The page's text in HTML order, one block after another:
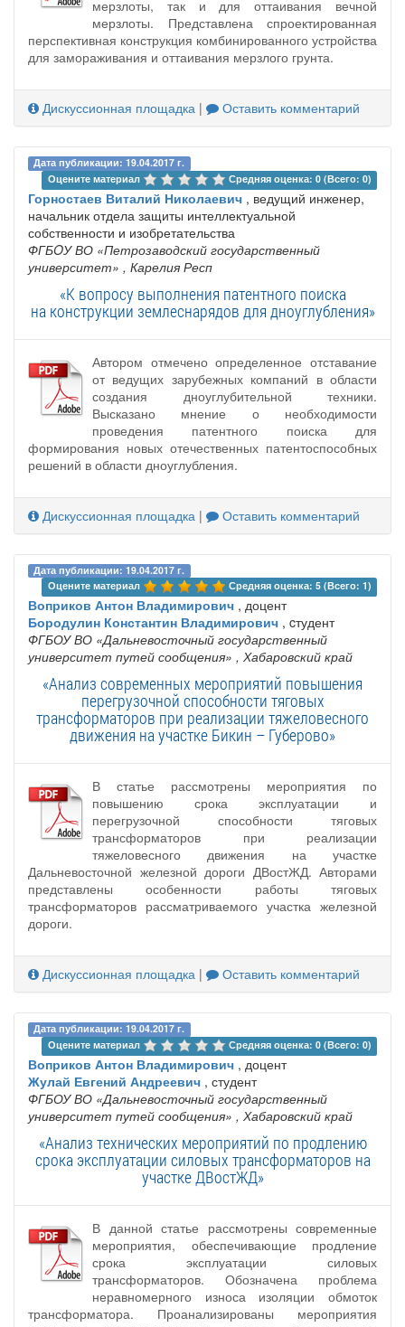
мерзлоты, так и для оттаивания вечной
мерзлоты. Представлена спроектированная
перспективная конструкция комбинированного устройства
для замораживания и оттаивания мерзлого грунта.
Дискуссионная площадка | Оставить комментарий
Дата публикации: 19.04.2017 г.
Оцените материал
Средняя оценка: 0 (Всего: 0)
Горностаев Виталий Николаевич , ведущий инженер,
начальник отдела защиты интеллектуальной
собственности и изобретательства
ФГБOУ ВО «Петрозаводский государственный
университет» , Карелия Респ
«К вопросу выполнения патентного поиска
на конструкции землеснарядов для дноуглубления»
Автором отмечено определенное отставание
от ведущих зарубежных компаний в области
создания дноуглубительной техники.
Высказано мнение о необходимости
проведения патентного поиска для
формирования новых отечественных патентоспособных
решений в области дноуглубления.
Дискуссионная площадка | Оставить комментарий
Дата публикации: 19.04.2017 г.
Оцените материал
Средняя оценка: 5 (Всего: 1)
Воприков Антон Владимирович , доцент
Бородулин Константин Владимирович , cтудент
ФГБОУ ВО «Дальневосточный государственный
университет путей сообщения» , Хабаровский край
«Анализ современных мероприятий повышения
перегрузочной способности тяговых
трансформаторов при реализации тяжеловесного
движения на участке Бикин – Губерово»
В статье рассмотрены мероприятия по
повышению срока эксплуатации и
перегрузочной способности тяговых
трансформаторов при реализации
тяжеловесного движения на участке
Дальневосточной железной дороги ДВостЖД. Авторами
представлены особенности работы тяговых
трансформаторов рассматриваемого участка железной
дороги.
Дискуссионная площадка | Оставить комментарий
Дата публикации: 19.04.2017 г.
Оцените материал
Средняя оценка: 0 (Всего: 0)
Воприков Антон Владимирович , доцент
Жулай Евгений Андреевич , студент
ФГБОУ ВО «Дальневосточный государственный
университет путей сообщения» , Хабаровский край
«Анализ технических мероприятий по продлению
срока эксплуатации силовых трансформаторов на
участке ДВостЖД»
В данной статье рассмотрены современные
мероприятия, обеспечивающие продление
срока эксплуатации силовых
трансформаторов. Обозначена проблема
неравномерного износа изоляции обмоток
трансформатора. Проанализированы мероприятия